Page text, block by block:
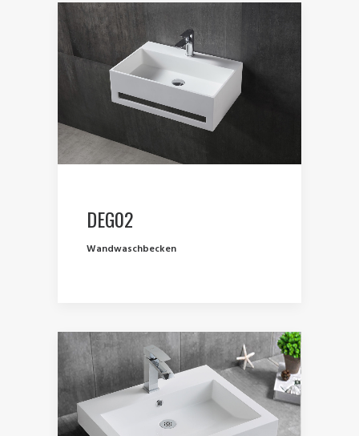
DEG02
Wandwaschbecken